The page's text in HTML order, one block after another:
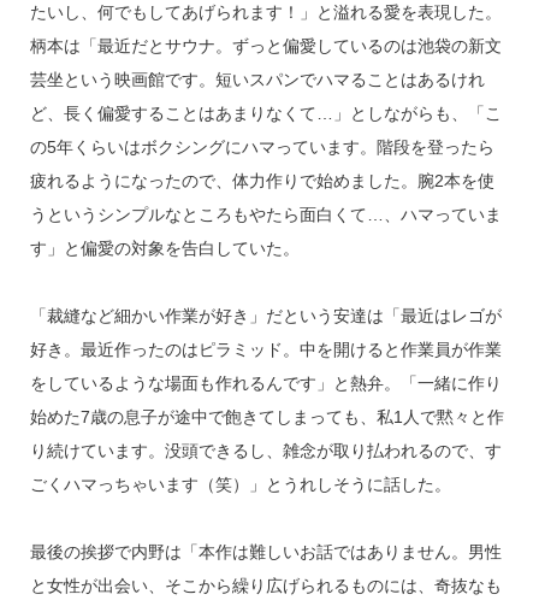
たいし、何でもしてあげられます！」と溢れる愛を表現した。
柄本は「最近だとサウナ。ずっと偏愛しているのは池袋の新文
芸坐という映画館です。短いスパンでハマることはあるけれ
ど、長く偏愛することはあまりなくて…」としながらも、「こ
の5年くらいはボクシングにハマっています。階段を登ったら
疲れるようになったので、体力作りで始めました。腕2本を使
うというシンプルなところもやたら面白くて…、ハマっていま
す」と偏愛の対象を告白していた。
「裁縫など細かい作業が好き」だという安達は「最近はレゴが
好き。最近作ったのはピラミッド。中を開けると作業員が作業
をしているような場面も作れるんです」と熱弁。「一緒に作り
始めた7歳の息子が途中で飽きてしまっても、私1人で黙々と作
り続けています。没頭できるし、雑念が取り払われるので、す
ごくハマっちゃいます（笑）」とうれしそうに話した。
最後の挨拶で内野は「本作は難しいお話ではありません。男性
と女性が出会い、そこから繰り広げられるものには、奇抜なも